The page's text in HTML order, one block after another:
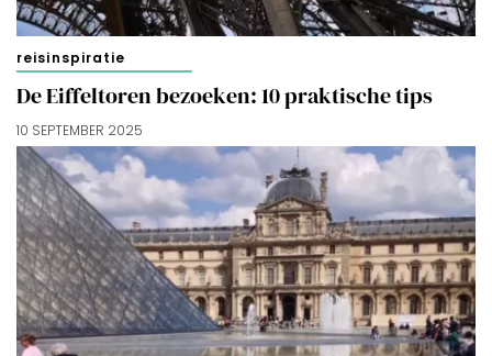
reisinspiratie
De Eiffeltoren bezoeken: 10 praktische tips
10 SEPTEMBER 2025